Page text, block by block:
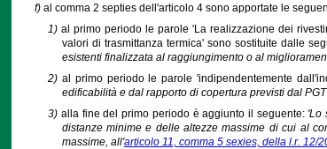
f) al comma 2 septies dell'articolo 4 sono apportate le
1)al primo periodo le parole 'La realizzazione dei
valori di trasmittanza termica' sono sostituite dalle
esistenti finalizzata al raggiungimento o al
2)al primo periodo le parole 'indipendentemente
edificabilità e dal rapporto di copertura previsti dal PGT'
3) alla fine del primo periodo è aggiunto il seguente: 'Lo
distanze minime e delle altezze massime di cui al
massime, all'articolo 11, comma 5 sexies, della l.r. 12/